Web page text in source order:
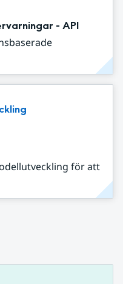
- API
för att